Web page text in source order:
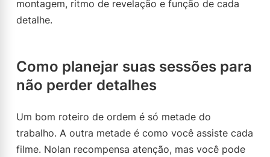
montagem, ritmo de revelação e função de cada
detalhe.
Como planejar suas sessões para
não perder detalhes
Um bom roteiro de ordem é só metade do
trabalho. A outra metade é como você assiste cada
filme. Nolan recompensa atenção, mas você pode